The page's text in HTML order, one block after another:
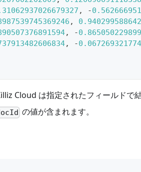
, -
,
, -
, -
Cloud は指定されたフィールドで
の値が含まれます。